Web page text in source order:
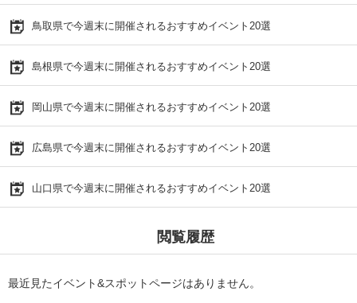
鳥取県で今週末に開催されるおすすめイベント20選
島根県で今週末に開催されるおすすめイベント20選
岡山県で今週末に開催されるおすすめイベント20選
広島県で今週末に開催されるおすすめイベント20選
山口県で今週末に開催されるおすすめイベント20選
閲覧履歴
最近見たイベント&スポットページはありません。